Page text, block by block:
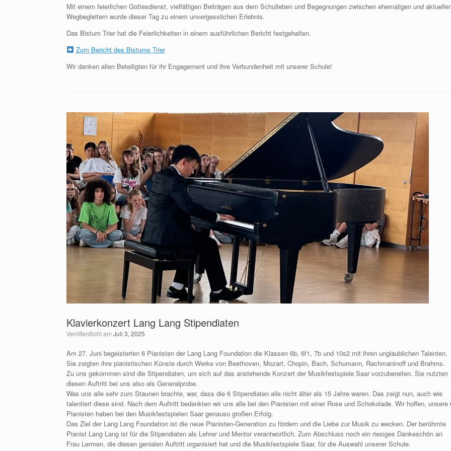
Mit einem feierlichen Gottesdienst, vielfältigen Beiträgen aus dem Schulleben und Begegnungen zwischen ehemaligen und
Wegbegleitern wurde dieser Tag zu einem unvergesslichen Erlebnis.
Das Bistum Trier hat die Feierlichkeiten in einem ausführlichen Bericht festgehalten.
Zum Bericht des Bistums Trier
Wir danken allen Beteiligten für ihr Engagement und ihre Verbundenheit mit unserer Schule!
Klavierkonzert Lang Lang Stipendiaten
Veröffentlicht am Juli 3, 2025
Am 27. Juni begeisterten 6 Pianisten der Lang Lang Foundation die Klassen 6b, 6f1, 7b und 10s2 mit ihren unglaublichen Talenten.
Sie zeigten ihre pianistischen Künste durch Werke von Beethoven, Mozart, Chopin, Bach, Schumann, Rachmaninoff und Brahms.
Zu uns gekommen sind die Stipendiaten, um sich auf das anstehende Konzert der Musikfestspiele Saar vorzubereiten. Sie nutzten
diesen Auftritt bei uns also als Generalprobe.
Was uns alle sehr zum Staunen brachte, war, dass die 6 Stipendiaten alle nicht älter als 15 Jahre waren. Das zeigt nun, auch wie
talentiert diese sind. Nach dem Auftritt bedankten wir uns alle bei den Pianisten mit einer Rose und Schokolade. Wir hoffen, unsere
Pianisten haben bei den Musikfestspielen Saar genauso großen Erfolg.
Das Ziel der Lang Lang Foundation ist die neue Pianisten-Generation zu fördern und die Liebe zur Musik zu wecken. Der berühmte
Pianist Lang Lang ist für die Stipendiaten als Lehrer und Mentor verantwortlich. Zum Abschluss noch ein riesiges Dankeschön an
Frau Lermen, die diesen genialen Auftritt organisiert hat und die Musikfestspiele Saar, für die Auswahl unserer Schule.